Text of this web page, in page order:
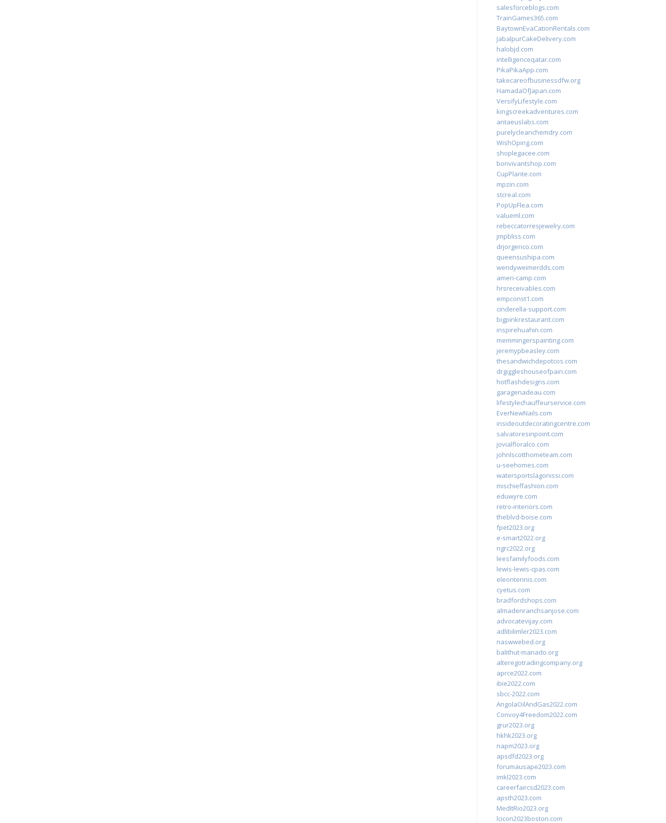
salesforceblogs.com
TrainGames365.com
BaytownEvaCationRentals.com
JabalpurCakeDelivery.com
halobjd.com
intelligenceqatar.com
PikaPikaApp.com
takecareofbusinessdfw.org
HamadaOfJapan.com
VersifyLifestyle.com
kingscreekadventures.com
antaeuslabs.com
purelycleanchemdry.com
WishOping.com
shoplegacee.com
bonvivantshop.com
CupPlante.com
mpzin.com
stcreal.com
PopUpFlea.com
valueml.com
rebeccatorresjewelry.com
jmpbliss.com
drjorgerico.com
queensushipa.com
wendyweimerdds.com
ameri-camp.com
hrsreceivables.com
empconst1.com
cinderella-support.com
bigpinkrestaurant.com
inspirehuahin.com
memmingerspainting.com
jeremypbeasley.com
thesandwichdepotcos.com
drgiggleshouseofpain.com
hotflashdesigns.com
garagenadeau.com
lifestylechauffeurservice.com
EverNewNails.com
insideoutdecoratingcentre.com
salvatoresinpoint.com
jovialfloralco.com
johnlscotthometeam.com
u-seehomes.com
watersportslagonissi.com
mischieffashion.com
eduwyre.com
retro-interiors.com
theblvd-boise.com
fpet2023.org
e-smart2022.org
ngrc2022.org
leesfamilyfoods.com
lewis-lewis-cpas.com
eleontennis.com
cyetus.com
bradfordshops.com
almadenranchsanjose.com
advocatevijay.com
adlibilimler2023.com
naswwebed.org
balithut-manado.org
alteregotradingcompany.org
aprce2022.com
ibie2022.com
sbcc-2022.com
AngolaOilAndGas2022.com
Convoy4Freedom2022.com
grur2023.org
hkhk2023.org
napm2023.org
apsdfd2023.org
forumausape2023.com
imkl2023.com
careerfaircsd2023.com
apsth2023.com
MedItRio2023.org
lcicon2023boston.com